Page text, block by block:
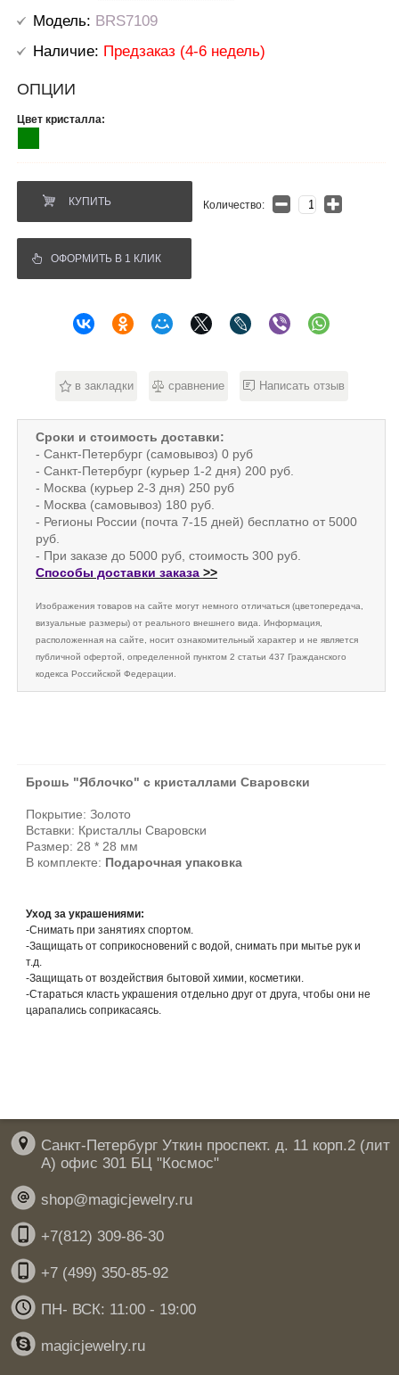
Модель: BRS7109
Наличие: Предзаказ (4-6 недель)
ОПЦИИ
Цвет кристалла:
КУПИТЬ Количество:
ОФОРМИТЬ В 1 КЛИК
в закладки сравнение Написать отзыв
Сроки и стоимость доставки:
- Санкт-Петербург (самовывоз) 0 руб
- Санкт-Петербург (курьер 1-2 дня) 200 руб.
- Москва (курьер 2-3 дня) 250 руб
- Москва (самовывоз) 180 руб.
- Регионы России (почта 7-15 дней) бесплатно от 5000
руб.
- При заказе до 5000 руб, стоимость 300 руб.
Способы доставки заказа >>
Изображения товаров на сайте могут немного отличаться (цветопередача,
визуальные размеры) от реального внешнего вида. Информация,
расположенная на сайте, носит ознакомительный характер и не является
публичной офертой, определенной пунктом 2 статьи 437 Гражданского
кодекса Российской Федерации.
Брошь "Яблочко" с кристаллами Сваровски
Покрытие: Золото
Вставки: Кристаллы Сваровски
Размер: 28 * 28 мм
В комплекте: Подарочная упаковка
Уход за украшениями:
-Снимать при занятиях спортом.
-Защищать от соприкосновений с водой, снимать при мытье рук и
т.д.
-Защищать от воздействия бытовой химии, косметики.
-Стараться класть украшения отдельно друг от друга, чтобы они не
царапались соприкасаясь.
Санкт-Петербург Уткин проспект. д. 11 корп.2 (лит
А) офис 301 БЦ "Космос"
shop@magicjewelry.ru
+7(812) 309-86-30
+7 (499) 350-85-92
ПН- ВСК: 11:00 - 19:00
magicjewelry.ru